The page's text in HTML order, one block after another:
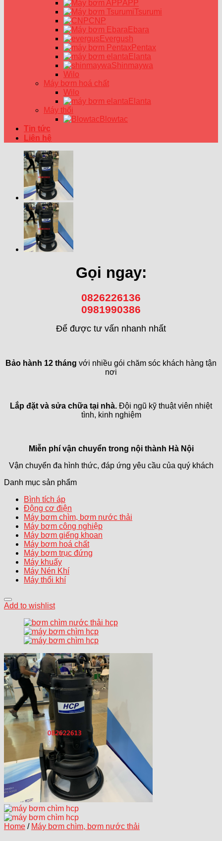
APP
Tsurumi
CNP
Ebara
Evergush
Pentax
Elanta
Shinmaywa
Wilo
Máy bơm hoá chất
Wilo
Elanta
Máy thổi
Blowtac
Tin tức
Liên hệ
Gọi ngay:
0826226136
0981990386
Để được tư vấn nhanh nhất
Bảo hành 12 tháng với nhiều gói chăm sóc khách hàng tận
nơi
Lắp đặt và sửa chữa tại nhà. Đội ngũ kỹ thuật viên nhiệt
tình, kinh nghiệm
Miễn phí vận chuyển trong nội thành Hà Nội
Vận chuyển đa hình thức, đáp ứng yêu cầu của quý khách
Danh mục sản phẩm
Bình tích áp
Động cơ điện
Máy bơm chìm, bơm nước thải
Máy bơm công nghiệp
Máy bơm giếng khoan
Máy bơm hoá chất
Máy bơm trục đứng
Máy khuấy
Máy Nén Khí
Máy thổi khí
Add to wishlist
Home / Máy bơm chìm, bơm nước thải